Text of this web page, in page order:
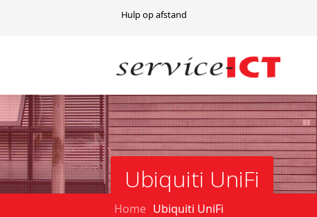
Hulp op afstand
Ubiquiti UniFi
Home Ubiquiti UniFi